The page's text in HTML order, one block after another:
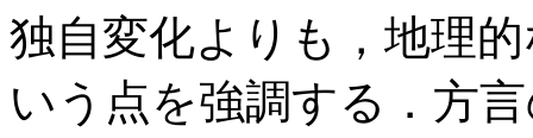
独自変化よりも，地理
いう点を強調する．方